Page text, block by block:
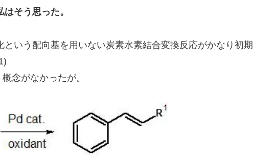
そう思った。
いう配向基を用いない炭素水素結合変換反応がかなり初期
念がなかったが。